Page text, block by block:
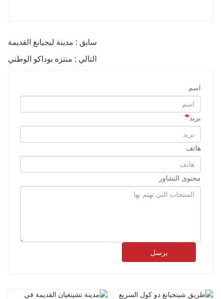
سابق : مدينة ليجيانغ القديمة
التالي : منتزه بوداكو الوطني
اسم
بريد
هاتف
محتوى التشاور
يرسل